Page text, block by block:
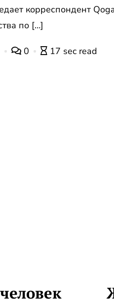
корреспондент
по […]
0 17 sec read